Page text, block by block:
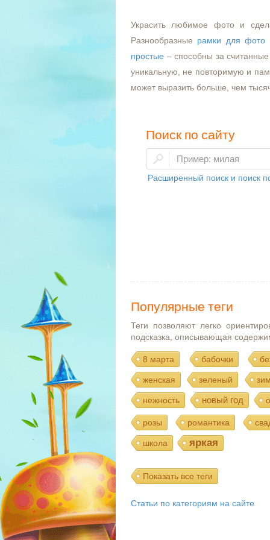
Украсить любимое фото и
Разнообразные рамки для фото
простые – способны за
уникальную, не повторимую и
может выразить больше, чем
Поиск по сайту
Расширенный поиск и поиск
Популярные теги
Теги позволяют легко
подсказка, описывающая
8 марта бабочки
женская зеленый
нежность новый год
розы романтика
школа яркая
Показать все теги
Статьи по категориям на сайте